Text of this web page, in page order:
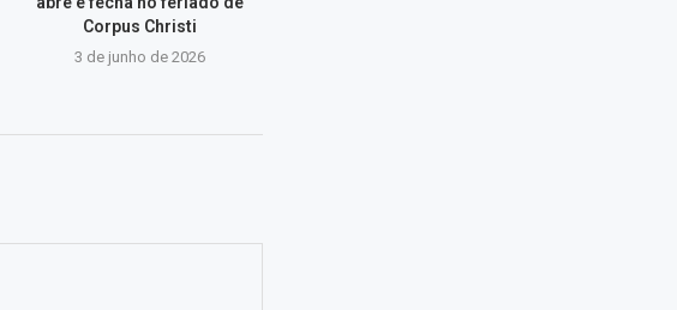
Corpus Christi
3 de junho de 2026